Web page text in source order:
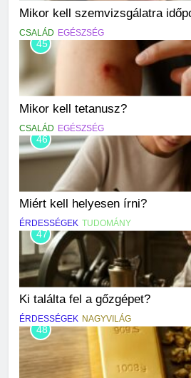
Mikor kell szemvizsgálatra
CSALÁD EGÉSZSÉG
45
Mikor kell tetanusz?
CSALÁD EGÉSZSÉG
46
Miért kell helyesen írni?
ÉRDESSÉGEK TUDOMÁNY
47
Ki találta fel a gőzgépet?
ÉRDESSÉGEK NAGYVILÁG
48